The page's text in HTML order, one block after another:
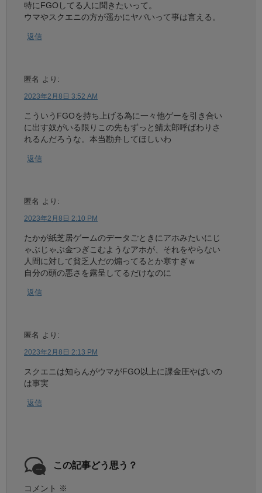
特にFGOしてる人に聞きたいって。
ウマやスクエニの方が遥かにヤバいって事は言える。
返信
匿名 より:
2023年2月8日 3:52 AM
こういうFGOを持ち上げる為に一々他ゲーを引き合い
に出す奴がいる限りこの先もずっと鯖太郎呼ばわりさ
れるんだろうな。本当勘弁してほしいわ
返信
匿名 より:
2023年2月8日 2:10 PM
たかが紙芝居ゲームのデータごときにアホみたいにじ
ゃぶじゃぶ金つぎこむようなアホが、それをやらない
人間に対して貧乏人だの煽ってるとか寒すぎｗ
自分の頭の悪さを露呈してるだけなのに
返信
匿名 より:
2023年2月8日 2:13 PM
スクエニは知らんがウマがFGO以上に課金圧やばいの
は事実
返信
この記事どう思う？
コメント ※